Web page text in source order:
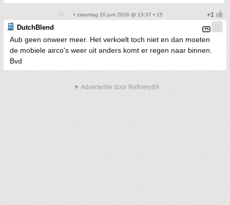
• zaterdag 20 juni 2026 @ 15:37 • 15
DutchBlend
Aub geen onweer meer. Het verkoelt toch niet en dan moeten
de mobiele airco's weer uit anders komt er regen naar binnen.
Bvd
▼ Advertentie door Refinery89